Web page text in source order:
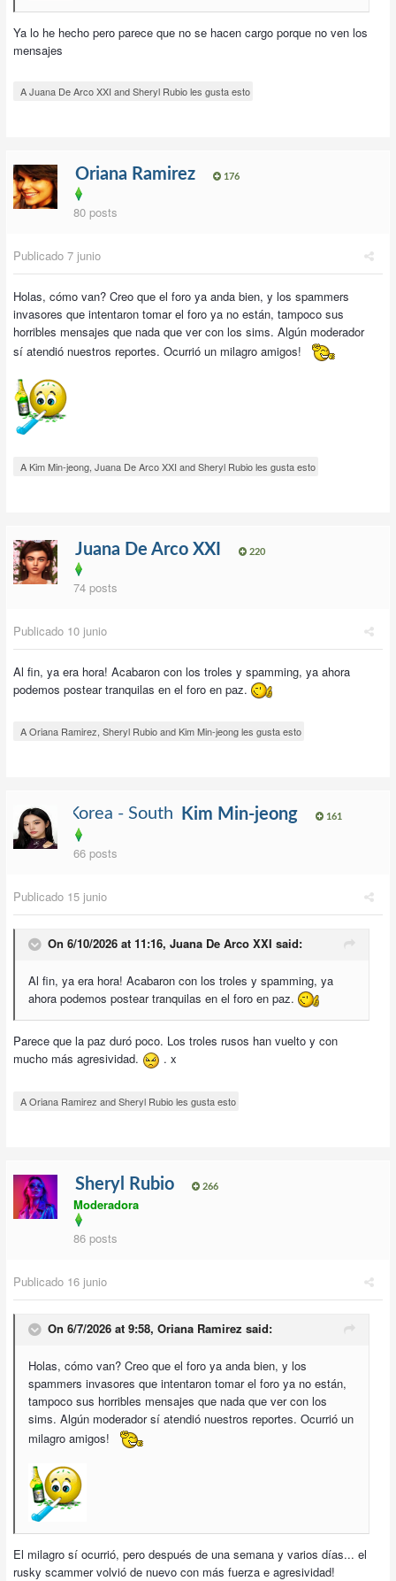
Ya lo he hecho pero parece que no se hacen cargo porque no ven los
mensajes
A Juana De Arco XXI and Sheryl Rubio les gusta esto
Oriana Ramirez 176
80 posts
Publicado 7 junio
Holas, cómo van? Creo que el foro ya anda bien, y los spammers
invasores que intentaron tomar el foro ya no están, tampoco sus
horribles mensajes que nada que ver con los sims. Algún moderador
sí atendió nuestros reportes. Ocurrió un milagro amigos!
A Kim Min-jeong, Juana De Arco XXI and Sheryl Rubio les gusta esto
Juana De Arco XXI 220
74 posts
Publicado 10 junio
Al fin, ya era hora! Acabaron con los troles y spamming, ya ahora
podemos postear tranquilas en el foro en paz.
A Oriana Ramirez, Sheryl Rubio and Kim Min-jeong les gusta esto
Kim Min-jeong 161
66 posts
Publicado 15 junio
On 6/10/2026 at 11:16, Juana De Arco XXI said:
Al fin, ya era hora! Acabaron con los troles y spamming, ya
ahora podemos postear tranquilas en el foro en paz.
Parece que la paz duró poco. Los troles rusos han vuelto y con
mucho más agresividad.
. x
A Oriana Ramirez and Sheryl Rubio les gusta esto
Sheryl Rubio 266
Moderadora
86 posts
Publicado 16 junio
On 6/7/2026 at 9:58, Oriana Ramirez said:
Holas, cómo van? Creo que el foro ya anda bien, y los
spammers invasores que intentaron tomar el foro ya no están,
tampoco sus horribles mensajes que nada que ver con los
sims. Algún moderador sí atendió nuestros reportes. Ocurrió un
milagro amigos!
El milagro sí ocurrió, pero después de una semana y varios días... el
rusky scammer volvió de nuevo con más fuerza e agresividad!